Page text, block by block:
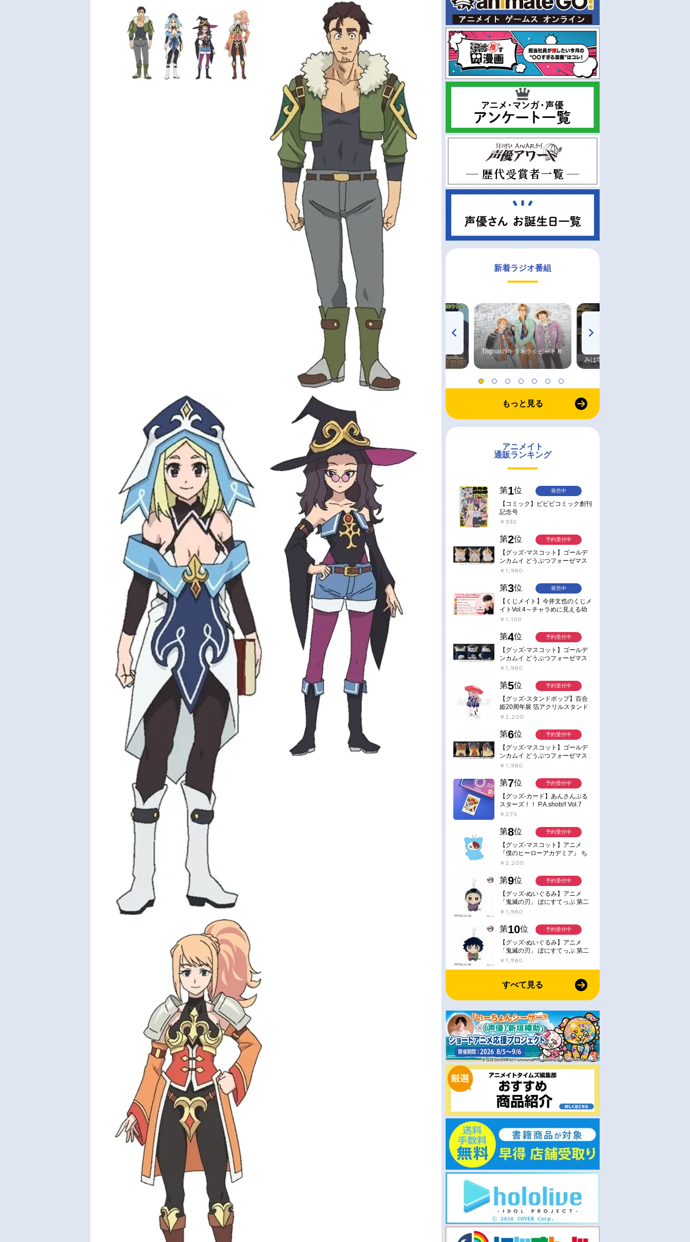
新着ラジオ番組
TVアニメ『戦隊大失格』
radio 大直会 2nd season
Trignalのキラキラ☆ビートＲ
みは塩だけ
もっと見る
アニメイト
通販ランキング
第1位
【コミック】ビビビコミック創刊
記念号
￥935
発売中
第2位
【グッズ-マスコット】ゴールデ
ンカムイ どうぶつフォーゼマス
コット 4.尾形百之助【再販】
￥1,980
予約受付中
第3位
【くじメイト】今井文也のくじメ
イトVol.4～チャラめに見える幼
馴染、実は一途で独占欲が強いん
￥1,100
発売中
第4位
【グッズ-マスコット】ゴールデ
ンカムイ どうぶつフォーゼマス
コット 5.月島軍曹【再販】
￥1,980
予約受付中
第5位
【グッズ-スタンドポップ】百合
姫20周年展 箔アクリルスタンド
E：あおのなち
￥2,200
予約受付中
第6位
【グッズ-マスコット】ゴールデ
ンカムイ どうぶつフォーゼマス
コット 6.鯉登少尉【再販】
￥1,980
予約受付中
第7位
【グッズ-カード】あんさんぶる
スターズ！！ P.A.shots!! Vol.7
Action
￥275
予約受付中
第8位
【グッズ-マスコット】アニメ
『僕のヒーローアカデミア』 ち
みけもますこっと 7.轟凍焦
￥2,200
予約受付中
第9位
【グッズ-ぬいぐるみ】アニメ
「鬼滅の刃」 ぽにすてっぷ 第二
弾 不死川 玄弥
￥1,980
予約受付中
第10位
【グッズ-ぬいぐるみ】アニメ
「鬼滅の刃」 ぽにすてっぷ 第二
弾 冨岡 義勇
￥1,980
予約受付中
すべて見る